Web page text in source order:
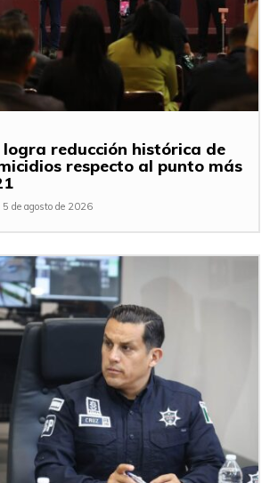
logra reducción histórica de
respecto al punto más
5 de agosto de 2026